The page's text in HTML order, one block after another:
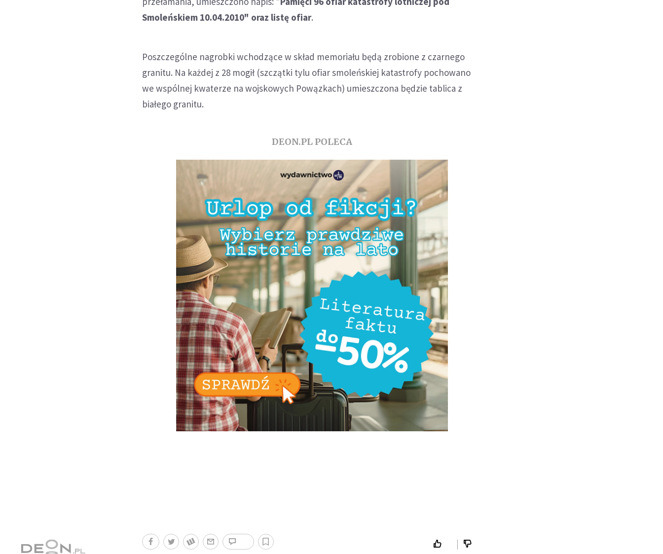
Smoleńskiem 10.04.2010" oraz listę ofiar.
Poszczególne nagrobki wchodzące w skład memoriału będą zrobione z czarnego
granitu. Na każdej z 28 mogił (szczątki tylu ofiar smoleńskiej katastrofy pochowano
we wspólnej kwaterze na wojskowych Powązkach) umieszczona będzie tablica z
białego granitu.
DEON.PL POLECA